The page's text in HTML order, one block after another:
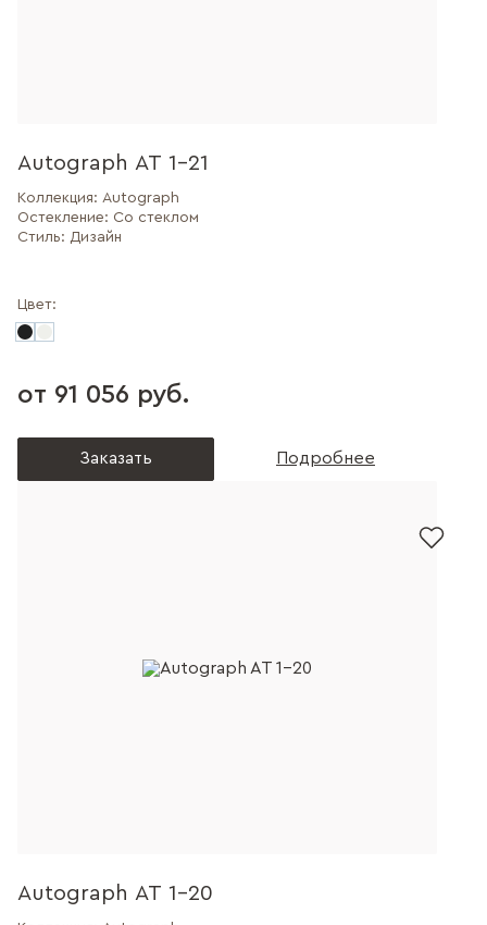
Autograph AT 1-21
Коллекция: Autograph
Остекление: Со стеклом
Стиль: Дизайн
Цвет:
от 91 056 руб.
Заказать Подробнее
Autograph AT 1-20